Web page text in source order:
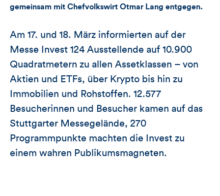
gemeinsam mit Chefvolkswirt Otmar Lang entgegen.
Am 17. und 18. März informierten auf der
Messe Invest 124 Ausstellende auf 10.900
Quadratmetern zu allen Assetklassen – von
Aktien und ETFs, über Krypto bis hin zu
Immobilien und Rohstoffen. 12.577
Besucherinnen und Besucher kamen auf das
Stuttgarter Messegelände, 270
Programmpunkte machten die Invest zu
einem wahren Publikumsmagneten.